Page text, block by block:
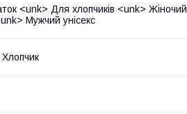
<unk> Для хлопчиків <unk>
Мужчий унісекс
Хлопчик